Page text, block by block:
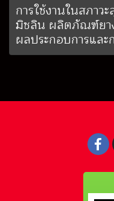
การใช้งานในสภาว
มิชลิน ผลิตภัณฑ์ยา
ผลประกอบการแล